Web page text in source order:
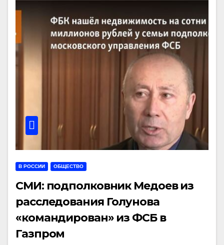
В РОССИИ ОБЩЕСТВО
СМИ: подполковник Медоев из
расследования Голунова
«командирован» из ФСБ в
Газпром